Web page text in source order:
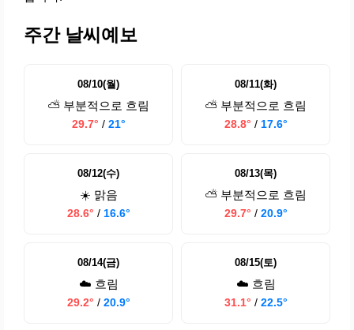
주간 날씨예보
08/10(월)
⛅ 부분적으로 흐림
29.7° / 21°
08/11(화)
⛅ 부분적으로 흐림
28.8° / 17.6°
08/12(수)
☀️ 맑음
28.6° / 16.6°
08/13(목)
⛅ 부분적으로 흐림
29.7° / 20.9°
08/14(금)
☁️ 흐림
29.2° / 20.9°
08/15(토)
☁️ 흐림
31.1° / 22.5°